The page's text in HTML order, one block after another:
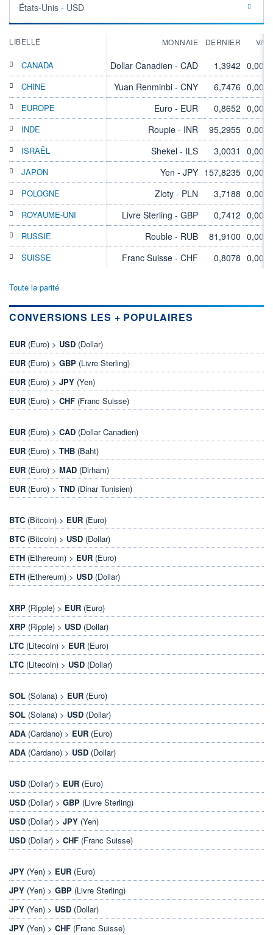
États-Unis - USD
LIBELLÉ MONNAIE DERNIER VAR
CANADA Dollar Canadien - CAD 1,3942 0,00%
CHINE Yuan Renminbi - CNY 6,7476 0,00%
EUROPE Euro - EUR 0,8652 0,00%
INDE Roupie - INR 95,2955 0,00%
ISRAËL Shekel - ILS 3,0031 0,00%
JAPON Yen - JPY 157,8235 0,00%
POLOGNE Zloty - PLN 3,7188 0,00%
ROYAUME-UNI Livre Sterling - GBP 0,7412 0,00%
RUSSIE Rouble - RUB 81,9100 0,00%
SUISSE Franc Suisse - CHF 0,8078 0,00%
Toute la parité
CONVERSIONS LES + POPULAIRES
EUR (Euro) > USD (Dollar)
EUR (Euro) > GBP (Livre Sterling)
EUR (Euro) > JPY (Yen)
EUR (Euro) > CHF (Franc Suisse)
EUR (Euro) > CAD (Dollar Canadien)
EUR (Euro) > THB (Baht)
EUR (Euro) > MAD (Dirham)
EUR (Euro) > TND (Dinar Tunisien)
BTC (Bitcoin) > EUR (Euro)
BTC (Bitcoin) > USD (Dollar)
ETH (Ethereum) > EUR (Euro)
ETH (Ethereum) > USD (Dollar)
XRP (Ripple) > EUR (Euro)
XRP (Ripple) > USD (Dollar)
LTC (Litecoin) > EUR (Euro)
LTC (Litecoin) > USD (Dollar)
SOL (Solana) > EUR (Euro)
SOL (Solana) > USD (Dollar)
ADA (Cardano) > EUR (Euro)
ADA (Cardano) > USD (Dollar)
USD (Dollar) > EUR (Euro)
USD (Dollar) > GBP (Livre Sterling)
USD (Dollar) > JPY (Yen)
USD (Dollar) > CHF (Franc Suisse)
JPY (Yen) > EUR (Euro)
JPY (Yen) > GBP (Livre Sterling)
JPY (Yen) > USD (Dollar)
JPY (Yen) > CHF (Franc Suisse)